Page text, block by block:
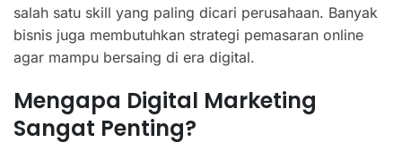
salah satu skill yang paling dicari perusahaan. Banyak
bisnis juga membutuhkan strategi pemasaran online
agar mampu bersaing di era digital.
Mengapa Digital Marketing
Sangat Penting?